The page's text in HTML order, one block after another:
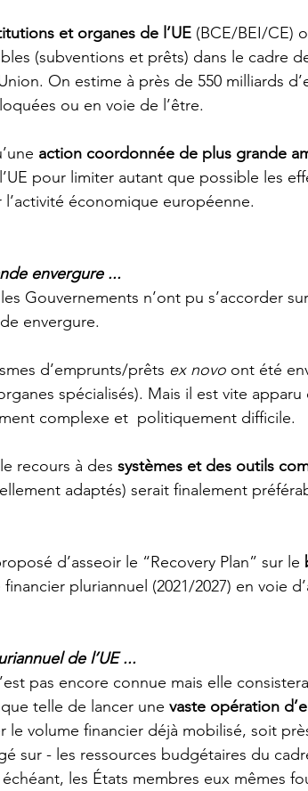
et organes de l’UE (BCE/BEI/CE)
(subventions et prêts) dans le cadre
On estime à près de 550 milliards
ou en voie de l’être.
action coordonnée de plus grande
pour limiter autant que possible les
économique européenne.
envergure ...
Gouvernements n’ont pu s’accorder
envergure.
d’emprunts/prêts ex novo ont été
spécialisés). Mais il est vite
complexe et  politiquement difficile.
recours à des systèmes et des outils
adaptés) serait finalement
d’asseoir le “Recovery Plan” sur le
pluriannuel (2021/2027) en voie
de l’UE ...
pas encore connue mais elle
telle de lancer une vaste opération
volume financier déjà mobilisé, soit
sur - les ressources budgétaires du
les États membres eux mêmes